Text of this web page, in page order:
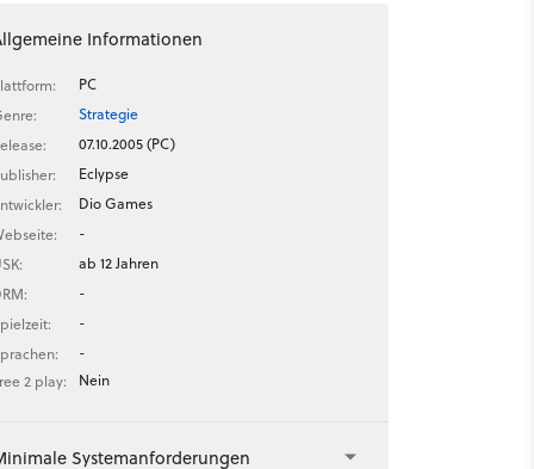
Informationen
PC
Strategie
07.10.2005 (PC)
Eclypse
Dio Games
-
ab 12 Jahren
-
-
-
2 play:
Nein
Systemanforderungen